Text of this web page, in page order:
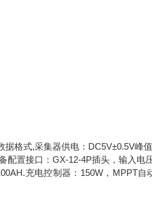
格式,采集器供电：DC5V±0.5V峰
置接口：GX-12-4P插头，输入电
充电控制器：150W，MPPT自